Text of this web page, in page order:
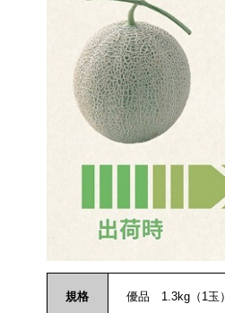
規格 優品 1.3kg（1玉）